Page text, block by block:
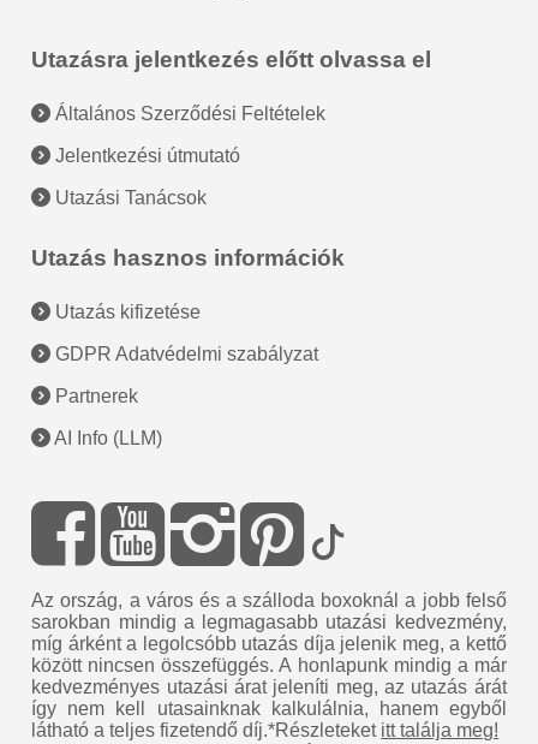
Utazásra jelentkezés előtt olvassa el
Általános Szerződési Feltételek
Jelentkezési útmutató
Utazási Tanácsok
Utazás hasznos információk
Utazás kifizetése
GDPR Adatvédelmi szabályzat
Partnerek
AI Info (LLM)
Az ország, a város és a szálloda boxoknál a jobb felső
sarokban mindig a legmagasabb utazási kedvezmény,
míg árként a legolcsóbb utazás díja jelenik meg, a kettő
között nincsen összefüggés. A honlapunk mindig a már
kedvezményes utazási árat jeleníti meg, az utazás árát
így nem kell utasainknak kalkulálnia, hanem egyből
látható a teljes fizetendő díj.*Részleteket itt találja meg!